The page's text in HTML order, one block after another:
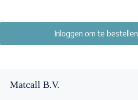
Inloggen om te bestellen
Matcall B.V.